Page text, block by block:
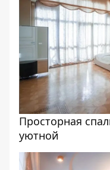
Просторная
уютной